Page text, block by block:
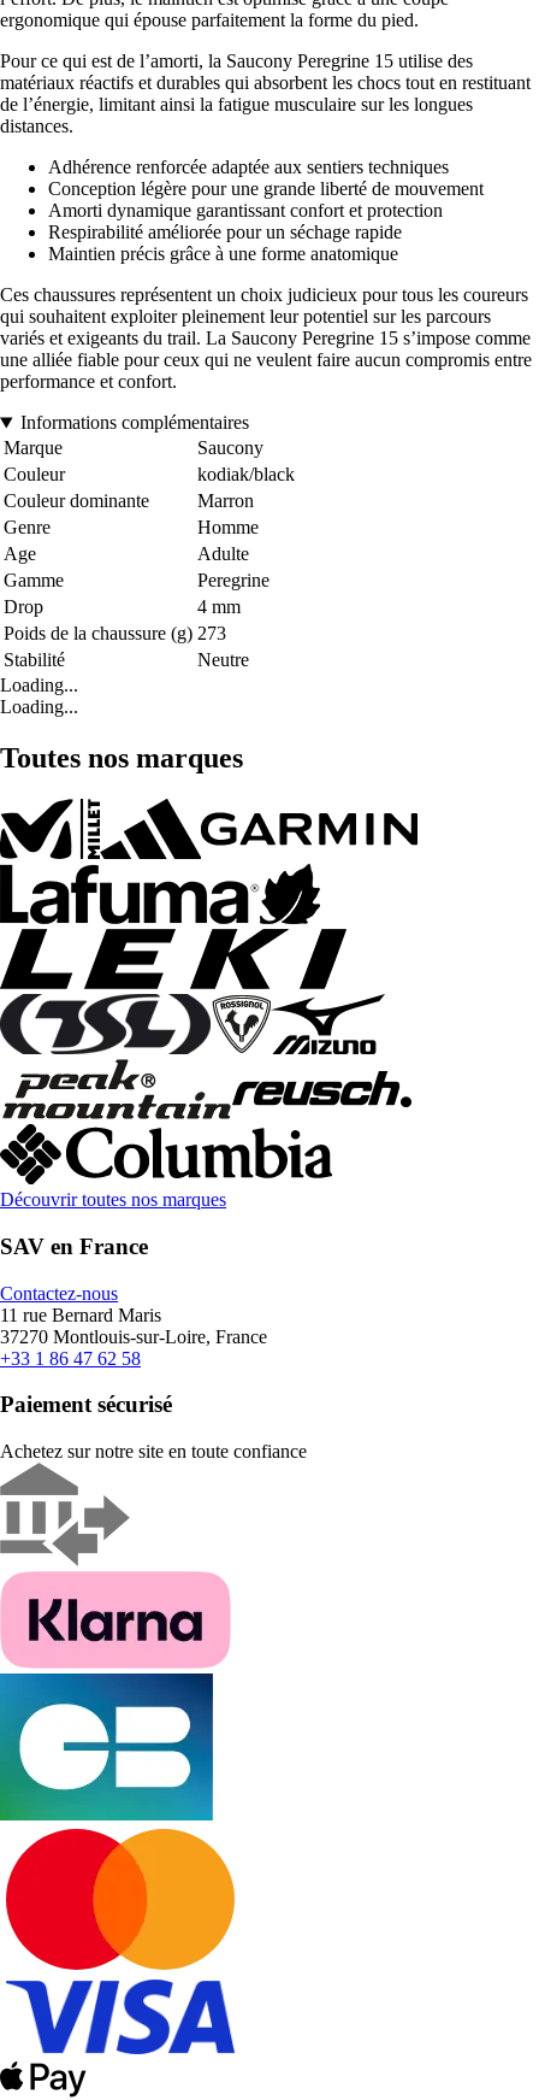
ergonomique qui épouse parfaitement la forme du pied.
Pour ce qui est de l’amorti, la Saucony Peregrine 15 utilise des
matériaux réactifs et durables qui absorbent les chocs tout en restituant
de l’énergie, limitant ainsi la fatigue musculaire sur les longues
distances.
Adhérence renforcée adaptée aux sentiers techniques
Conception légère pour une grande liberté de mouvement
Amorti dynamique garantissant confort et protection
Respirabilité améliorée pour un séchage rapide
Maintien précis grâce à une forme anatomique
Ces chaussures représentent un choix judicieux pour tous les coureurs
qui souhaitent exploiter pleinement leur potentiel sur les parcours
variés et exigeants du trail. La Saucony Peregrine 15 s’impose comme
une alliée fiable pour ceux qui ne veulent faire aucun compromis entre
performance et confort.
Informations complémentaires
Marque
Saucony
Couleur
kodiak/black
Couleur dominante
Marron
Genre
Homme
Age
Adulte
Gamme
Peregrine
Drop
4 mm
Poids de la chaussure (g) 273
Stabilité
Neutre
Loading...
Loading...
Toutes nos marques
Découvrir toutes nos marques
SAV en France
Contactez-nous
11 rue Bernard Maris
37270 Montlouis-sur-Loire, France
+33 1 86 47 62 58
Paiement sécurisé
Achetez sur notre site en toute confiance